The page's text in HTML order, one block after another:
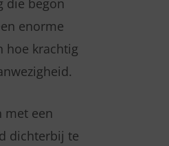
enorme
hoe krachtig
met een
dichterbij te